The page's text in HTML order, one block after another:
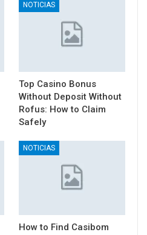
NOTICIAS
Top Casino Bonus
Without Deposit Without
Rofus: How to Claim
Safely
NOTICIAS
How to Find Casibom